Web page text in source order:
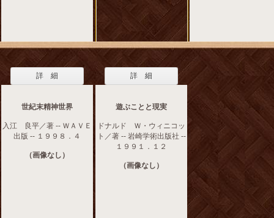
詳 細
世紀末精神世界
入江 良平／著 -- ＷＡＶＥ
出版 -- １９９８．４
（画像なし）
詳 細
遊ぶことと現実
ドナルド Ｗ・ウィニコッ
ト／著 -- 岩崎学術出版社 --
１９９１．１２
（画像なし）